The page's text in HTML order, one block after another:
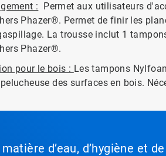
: Permet aux utilisateurs
Phazer®. Permet de finir les
La trousse inclut 1
Phazer®.
pour le bois : Les tampons
des surfaces en bois.
d’eau, d’hygiène et